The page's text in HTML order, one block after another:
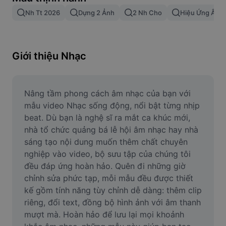
Xóa nền trong hình ảnh
Công cụ nâng cấp hình ảnh
Trình chỉnh sửa ảnh trực tuyến
Công cụ tạo meme
AI Text Remover
AI People Remover
AI Inpainting
Face Cutout
Nh Tt 2026 Dựng 2 Ảnh 2 Nh Cho Hiệu Ứng Âm
Giới thiệu Nhạc
Nâng tầm phong cách âm nhạc của bạn với
mẫu video Nhạc sống động, nổi bật từng nhịp
beat. Dù bạn là nghệ sĩ ra mắt ca khúc mới,
nhà tổ chức quảng bá lễ hội âm nhạc hay nhà
sáng tạo nội dung muốn thêm chất chuyên
nghiệp vào video, bộ sưu tập của chúng tôi
đều đáp ứng hoàn hảo. Quên đi những giờ
chỉnh sửa phức tạp, mỗi mẫu đều được thiết
kế gồm tính năng tùy chỉnh dễ dàng: thêm clip
riêng, đổi text, đồng bộ hình ảnh với âm thanh
mượt mà. Hoàn hảo để lưu lại mọi khoảnh